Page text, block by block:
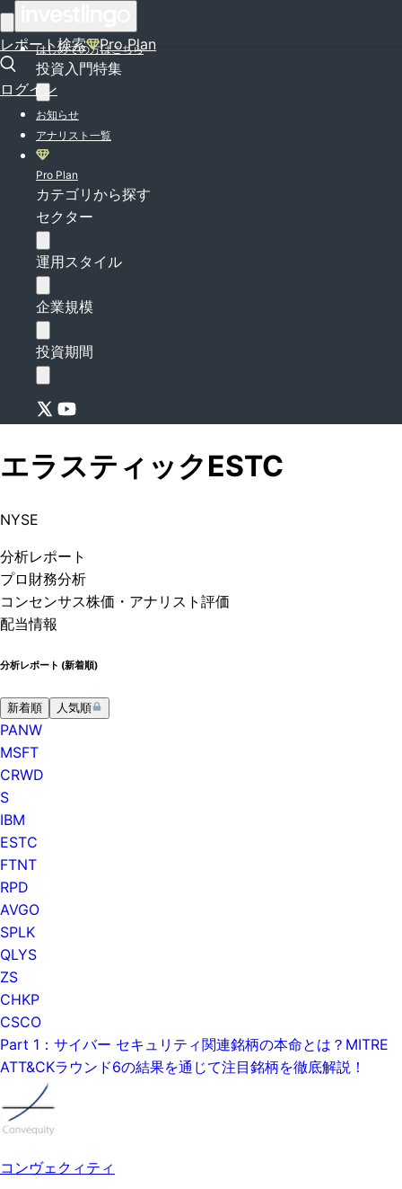
レポート検索 Pro Plan
ログイン
はじめての方はこちら
投資入門特集
お知らせ
アナリスト一覧
Pro Plan
カテゴリから探す
セクター
運用スタイル
企業規模
投資期間
エラスティックESTC
NYSE
分析レポート
プロ 財務分析
コンセンサス株価 ・アナリスト評価
配当情報
分析レポート (新着順)
新着順 人気順
PANW
MSFT
CRWD
S
IBM
ESTC
FTNT
RPD
AVGO
SPLK
QLYS
ZS
CHKP
CSCO
Part 1：サイバー セキュリティ関連銘柄の本命とは？MITRE
ATT&CKラウンド6の結果を通じて注目銘柄を徹底解説！​
コンヴェクィティ